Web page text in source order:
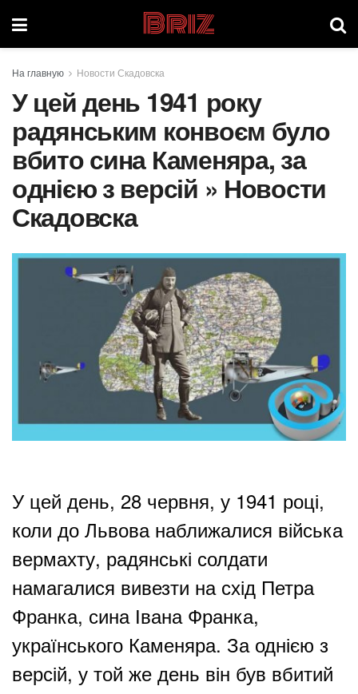
Briz
На главную Новости Скадовска
У цей день 1941 року
радянським конвоєм було
вбито сина Каменяра, за
однією з версій » Новости
Скадовска
У цей день, 28 червня, у 1941 році,
коли до Львова наближалися війська
вермахту, радянські солдати
намагалися вивезти на схід Петра
Франка, сина Івана Франка,
українського Каменяра. За однією з
версій, у той же день він був вбитий